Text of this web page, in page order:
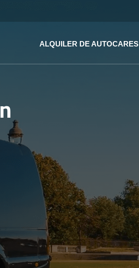
ALQUILER DE AUTOCARES